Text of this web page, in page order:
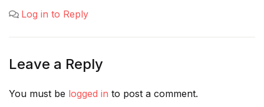
Log in to Reply
Leave a Reply
You must be logged in to post a comment.